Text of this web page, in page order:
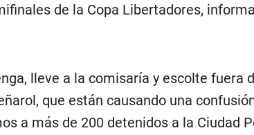
de la Copa Libertadores,
lleve a la comisaría y escolte fuera
que están causando una
a más de 200 detenidos a la Ciudad